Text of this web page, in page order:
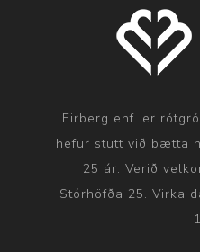
Eirberg ehf. er
hefur stutt við bætta
25 ár. Verið
Stórhöfða 25. Virka